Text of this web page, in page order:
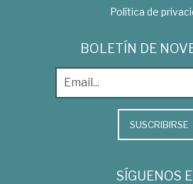
Política de
BOLETÍN DE
SUSCRIBIRSE
SÍGUENOS